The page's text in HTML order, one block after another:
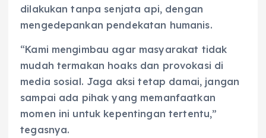
dilakukan tanpa senjata api, dengan
mengedepankan pendekatan humanis.
“Kami mengimbau agar masyarakat tidak
mudah termakan hoaks dan provokasi di
media sosial. Jaga aksi tetap damai, jangan
sampai ada pihak yang memanfaatkan
momen ini untuk kepentingan tertentu,”
tegasnya.